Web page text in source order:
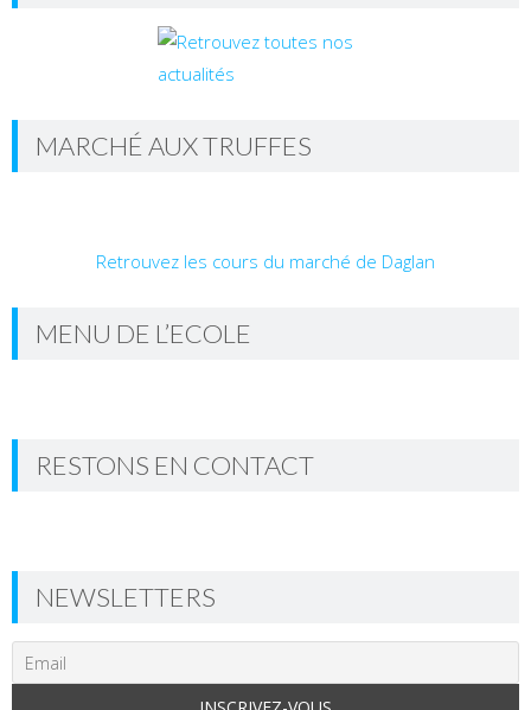
MARCHÉ AUX TRUFFES
Retrouvez les cours du marché de Daglan
MENU DE L’ECOLE
RESTONS EN CONTACT
NEWSLETTERS